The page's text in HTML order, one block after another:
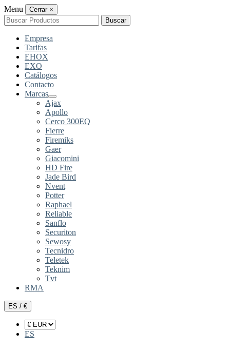
Menu Cerrar ×
Buscar
por:
Buscar
Empresa
Tarifas
EHOX
EXO
Catálogos
Contacto
Marcas
Ajax
Apollo
Cerco 300EQ
Fierre
Firemiks
Gaer
Giacomini
HD Fire
Jade Bird
Nvent
Potter
Raphael
Reliable
Sanflo
Securiton
Sewosy
Tecnidro
Teletek
Teknim
Tvt
RMA
ES / €
ES